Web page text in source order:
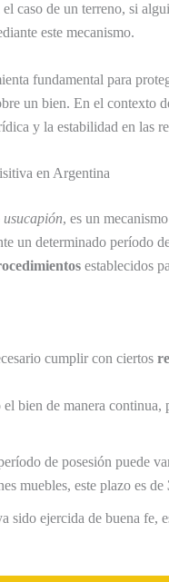
caso de un terreno, si
este mecanismo.
fundamental para
un bien. En el contexto
y la estabilidad en las
en Argentina
usucapión, es un
un determinado período
establecidos
cumplir con ciertos
bien de manera
de posesión puede
muebles, este plazo es de
sido ejercida de buena fe,